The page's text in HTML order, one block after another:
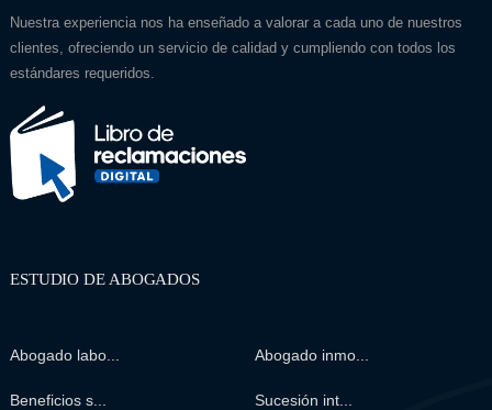
Nuestra experiencia nos ha enseñado a valorar a cada uno de nuestros
clientes, ofreciendo un servicio de calidad y cumpliendo con todos los
estándares requeridos.
ESTUDIO DE ABOGADOS
Abogado labo... Abogado inmo...
Beneficios s... Sucesión int...